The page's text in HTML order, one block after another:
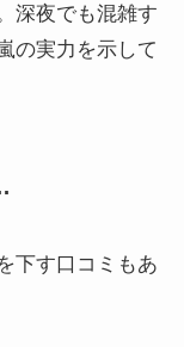
深夜でも混雑す
の実力を示して
下す口コミもあ